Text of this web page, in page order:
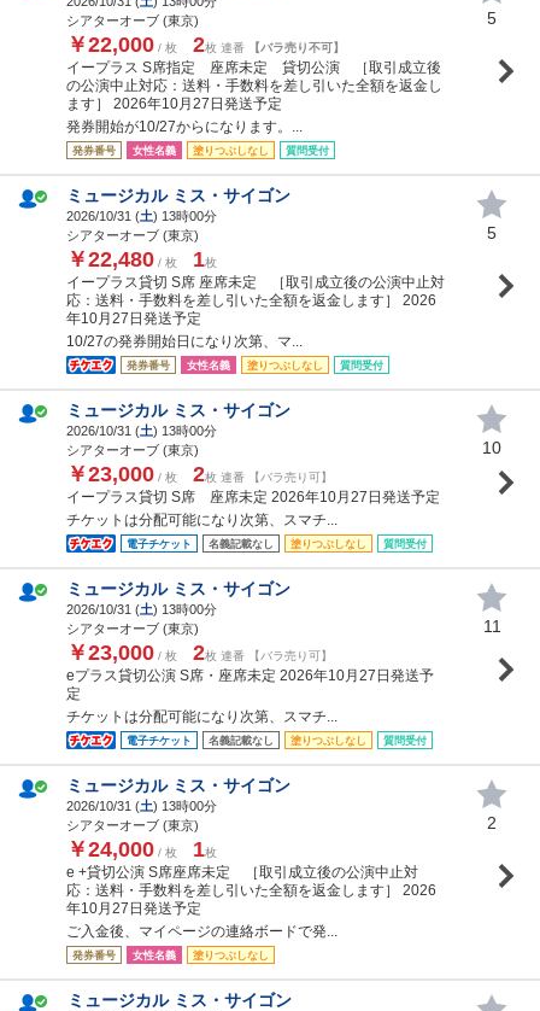
シアターオーブ (東京)
￥22,000 / 枚 2枚 連番 【バラ売り不可】
イープラス S席指定 座席未定 貸切公演 ［取引成立後
の公演中止対応：送料・手数料を差し引いた全額を返金し
ます］ 2026年10月27日発送予定
発券開始が10/27からになります。...
発券番号 女性名義 塗りつぶしなし 質問受付
5
ミュージカル ミス・サイゴン
2026/10/31 (土) 13時00分
シアターオーブ (東京)
￥22,480 / 枚 1枚
イープラス貸切 S席 座席未定 ［取引成立後の公演中止対
応：送料・手数料を差し引いた全額を返金します］ 2026
年10月27日発送予定
10/27の発券開始日になり次第、マ...
発券番号 女性名義 塗りつぶしなし 質問受付
5
ミュージカル ミス・サイゴン
2026/10/31 (土) 13時00分
シアターオーブ (東京)
￥23,000 / 枚 2枚 連番 【バラ売り可】
イープラス貸切 S席 座席未定 2026年10月27日発送予定
チケットは分配可能になり次第、スマチ...
電子チケット 名義記載なし 塗りつぶしなし 質問受付
10
ミュージカル ミス・サイゴン
2026/10/31 (土) 13時00分
シアターオーブ (東京)
￥23,000 / 枚 2枚 連番 【バラ売り可】
eプラス貸切公演 S席・座席未定 2026年10月27日発送予
定
チケットは分配可能になり次第、スマチ...
電子チケット 名義記載なし 塗りつぶしなし 質問受付
11
ミュージカル ミス・サイゴン
2026/10/31 (土) 13時00分
シアターオーブ (東京)
￥24,000 / 枚 1枚
e +貸切公演 S席座席未定 ［取引成立後の公演中止対
応：送料・手数料を差し引いた全額を返金します］ 2026
年10月27日発送予定
ご入金後、マイページの連絡ボードで発...
発券番号 女性名義 塗りつぶしなし
2
ミュージカル ミス・サイゴン